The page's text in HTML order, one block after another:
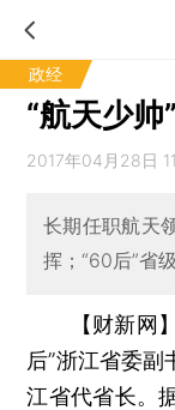
政经
“航天少
2017年04月28日
长期任职航天
挥；“60后”省
【财新网
后”浙江省委副
江省代省长。